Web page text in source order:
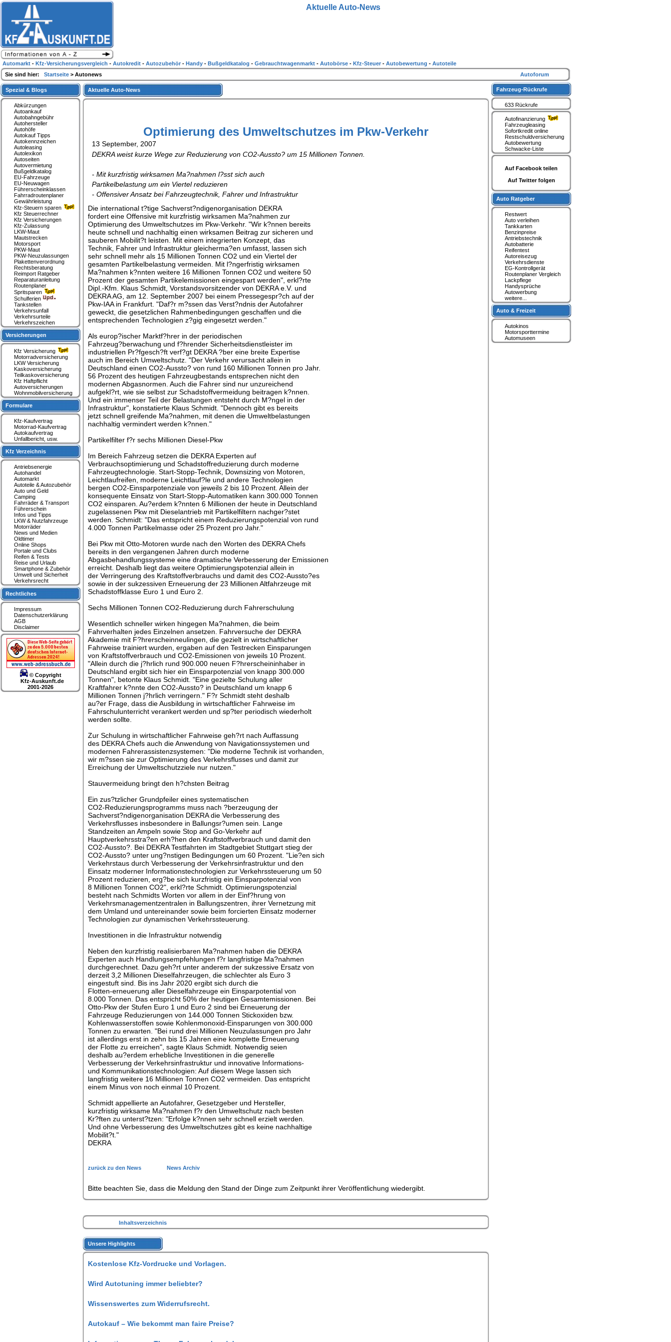
Aktuelle Auto-News
Optimierung des Umweltschutzes im Pkw-Verkehr
13 September, 2007
DEKRA weist kurze Wege zur Reduzierung von CO2-Aussto? um 15 Millionen Tonnen.
- Mit kurzfristig wirksamen Ma?nahmen l?sst sich auch
Partikelbelastung um ein Viertel reduzieren
- Offensiver Ansatz bei Fahrzeugtechnik, Fahrer und Infrastruktur
Die international t?tige Sachverst?ndigenorganisation DEKRA
fordert eine Offensive mit kurzfristig wirksamen Ma?nahmen zur
Optimierung des Umweltschutzes im Pkw-Verkehr. "Wir k?nnen bereits
heute schnell und nachhaltig einen wirksamen Beitrag zur sicheren und
sauberen Mobilit?t leisten. Mit einem integrierten Konzept, das
Technik, Fahrer und Infrastruktur gleicherma?en umfasst, lassen sich
sehr schnell mehr als 15 Millionen Tonnen CO2 und ein Viertel der
gesamten Partikelbelastung vermeiden. Mit l?ngerfristig wirksamen
Ma?nahmen k?nnten weitere 16 Millionen Tonnen CO2 und weitere 50
Prozent der gesamten Partikelemissionen eingespart werden", erkl?rte
Dipl.-Kfm. Klaus Schmidt, Vorstandsvorsitzender von DEKRA e.V. und
DEKRA AG, am 12. September 2007 bei einem Pressegespr?ch auf der
Pkw-IAA in Frankfurt. "Daf?r m?ssen das Verst?ndnis der Autofahrer
geweckt, die gesetzlichen Rahmenbedingungen geschaffen und die
entsprechenden Technologien z?gig eingesetzt werden."
Als europ?ischer Marktf?hrer in der periodischen
Fahrzeug?berwachung und f?hrender Sicherheitsdienstleister im
industriellen Pr?fgesch?ft verf?gt DEKRA ?ber eine breite Expertise
auch im Bereich Umweltschutz. "Der Verkehr verursacht allein in
Deutschland einen CO2-Aussto? von rund 160 Millionen Tonnen pro Jahr.
56 Prozent des heutigen Fahrzeugbestands entsprechen nicht den
modernen Abgasnormen. Auch die Fahrer sind nur unzureichend
aufgekl?rt, wie sie selbst zur Schadstoffvermeidung beitragen k?nnen.
Und ein immenser Teil der Belastungen entsteht durch M?ngel in der
Infrastruktur", konstatierte Klaus Schmidt. "Dennoch gibt es bereits
jetzt schnell greifende Ma?nahmen, mit denen die Umweltbelastungen
nachhaltig vermindert werden k?nnen."
Partikelfilter f?r sechs Millionen Diesel-Pkw
Im Bereich Fahrzeug setzen die DEKRA Experten auf
Verbrauchsoptimierung und Schadstoffreduzierung durch moderne
Fahrzeugtechnologie. Start-Stopp-Technik, Downsizing von Motoren,
Leichtlaufreifen, moderne Leichtlauf?le und andere Technologien
bergen CO2-Einsparpotenziale von jeweils 2 bis 10 Prozent. Allein der
konsequente Einsatz von Start-Stopp-Automatiken kann 300.000 Tonnen
CO2 einsparen. Au?erdem k?nnten 6 Millionen der heute in Deutschland
zugelassenen Pkw mit Dieselantrieb mit Partikelfiltern nachger?stet
werden. Schmidt: "Das entspricht einem Reduzierungspotenzial von rund
4.000 Tonnen Partikelmasse oder 25 Prozent pro Jahr."
Bei Pkw mit Otto-Motoren wurde nach den Worten des DEKRA Chefs
bereits in den vergangenen Jahren durch moderne
Abgasbehandlungssysteme eine dramatische Verbesserung der Emissionen
erreicht. Deshalb liegt das weitere Optimierungspotenzial allein in
der Verringerung des Kraftstoffverbrauchs und damit des CO2-Aussto?es
sowie in der sukzessiven Erneuerung der 23 Millionen Altfahrzeuge mit
Schadstoffklasse Euro 1 und Euro 2.
Sechs Millionen Tonnen CO2-Reduzierung durch Fahrerschulung
Wesentlich schneller wirken hingegen Ma?nahmen, die beim
Fahrverhalten jedes Einzelnen ansetzen. Fahrversuche der DEKRA
Akademie mit F?hrerscheinneulingen, die gezielt in wirtschaftlicher
Fahrweise trainiert wurden, ergaben auf den Testrecken Einsparungen
von Kraftstoffverbrauch und CO2-Emissionen von jeweils 10 Prozent.
"Allein durch die j?hrlich rund 900.000 neuen F?hrerscheininhaber in
Deutschland ergibt sich hier ein Einsparpotenzial von knapp 300.000
Tonnen", betonte Klaus Schmidt. "Eine gezielte Schulung aller
Kraftfahrer k?nnte den CO2-Aussto? in Deutschland um knapp 6
Millionen Tonnen j?hrlich verringern." F?r Schmidt steht deshalb
au?er Frage, dass die Ausbildung in wirtschaftlicher Fahrweise im
Fahrschulunterricht verankert werden und sp?ter periodisch wiederholt
werden sollte.
Zur Schulung in wirtschaftlicher Fahrweise geh?rt nach Auffassung
des DEKRA Chefs auch die Anwendung von Navigationssystemen und
modernen Fahrerassistenzsystemen: "Die moderne Technik ist vorhanden,
wir m?ssen sie zur Optimierung des Verkehrsflusses und damit zur
Erreichung der Umweltschutzziele nur nutzen."
Stauvermeidung bringt den h?chsten Beitrag
Ein zus?tzlicher Grundpfeiler eines systematischen
CO2-Reduzierungsprogramms muss nach ?berzeugung der
Sachverst?ndigenorganisation DEKRA die Verbesserung des
Verkehrsflusses insbesondere in Ballungsr?umen sein. Lange
Standzeiten an Ampeln sowie Stop and Go-Verkehr auf
Hauptverkehrsstra?en erh?hen den Kraftstoffverbrauch und damit den
CO2-Aussto?. Bei DEKRA Testfahrten im Stadtgebiet Stuttgart stieg der
CO2-Aussto? unter ung?nstigen Bedingungen um 60 Prozent. "Lie?en sich
Verkehrstaus durch Verbesserung der Verkehrsinfrastruktur und den
Einsatz moderner Informationstechnologien zur Verkehrssteuerung um 50
Prozent reduzieren, erg?be sich kurzfristig ein Einsparpotenzial von
8 Millionen Tonnen CO2", erkl?rte Schmidt. Optimierungspotenzial
besteht nach Schmidts Worten vor allem in der Einf?hrung von
Verkehrsmanagementzentralen in Ballungszentren, ihrer Vernetzung mit
dem Umland und untereinander sowie beim forcierten Einsatz moderner
Technologien zur dynamischen Verkehrssteuerung.
Investitionen in die Infrastruktur notwendig
Neben den kurzfristig realisierbaren Ma?nahmen haben die DEKRA
Experten auch Handlungsempfehlungen f?r langfristige Ma?nahmen
durchgerechnet. Dazu geh?rt unter anderem der sukzessive Ersatz von
derzeit 3,2 Millionen Dieselfahrzeugen, die schlechter als Euro 3
eingestuft sind. Bis ins Jahr 2020 ergibt sich durch die
Flotten-erneuerung aller Dieselfahrzeuge ein Einsparpotential von
8.000 Tonnen. Das entspricht 50% der heutigen Gesamtemissionen. Bei
Otto-Pkw der Stufen Euro 1 und Euro 2 sind bei Erneuerung der
Fahrzeuge Reduzierungen von 144.000 Tonnen Stickoxiden bzw.
Kohlenwasserstoffen sowie Kohlenmonoxid-Einsparungen von 300.000
Tonnen zu erwarten. "Bei rund drei Millionen Neuzulassungen pro Jahr
ist allerdings erst in zehn bis 15 Jahren eine komplette Erneuerung
der Flotte zu erreichen", sagte Klaus Schmidt. Notwendig seien
deshalb au?erdem erhebliche Investitionen in die generelle
Verbesserung der Verkehrsinfrastruktur und innovative Informations-
und Kommunikationstechnologien: Auf diesem Wege lassen sich
langfristig weitere 16 Millionen Tonnen CO2 vermeiden. Das entspricht
einem Minus von noch einmal 10 Prozent.
Schmidt appellierte an Autofahrer, Gesetzgeber und Hersteller,
kurzfristig wirksame Ma?nahmen f?r den Umweltschutz nach besten
Kr?ften zu unterst?tzen: "Erfolge k?nnen sehr schnell erzielt werden.
Und ohne Verbesserung des Umweltschutzes gibt es keine nachhaltige
Mobilit?t."
DEKRA
zurück zu den News News Archiv
Bitte beachten Sie, dass die Meldung den Stand der Dinge zum Zeitpunkt ihrer Veröffentlichung wiedergibt.
Inhaltsverzeichnis
Unsere Highlights
Kostenlose Kfz-Vordrucke und Vorlagen.
Wird Autotuning immer beliebter?
Wissenswertes zum Widerrufsrecht.
Autokauf – Wie bekommt man faire Preise?
Spezial & Blogs
Abkürzungen
Autoankauf
Autobahngebühr
Autohersteller
Autohöfe
Autokauf Tipps
Autokennzeichen
Autoleasing
Autolexikon
Autoseiten
Autovermietung
Bußgeldkatalog
EU-Fahrzeuge
EU-Neuwagen
Führerscheinklassen
Fahrradroutenplaner
Gewährleistung
Kfz-Steuern sparen
Kfz Steuerrechner
Kfz Versicherungen
Kfz-Zulassung
LKW-Maut
Mautstrecken
Motorsport
PKW-Maut
PKW-Neuzulassungen
Plakettenverordnung
Rechtsberatung
Reimport Ratgeber
Reparaturanleitung
Routenplaner
Spritsparen
Schulferien
Tankstellen
Verkehrsunfall
Verkehrsurteile
Verkehrszeichen
Versicherungen
Kfz Versicherung
Motorradversicherung
LKW Versicherung
Kaskoversicherung
Teilkaskoversicherung
Kfz Haftpflicht
Autoversicherungen
Wohnmobilversicherung
Formulare
Kfz-Kaufvertrag
Motorrad-Kaufvertrag
Autokaufvertrag
Unfallbericht, usw.
Kfz Verzeichnis
Antriebsenergie
Autohandel
Automarkt
Autoteile & Autozubehör
Auto und Geld
Camping
Fahrräder & Transport
Führerschein
Infos und Tipps
LKW & Nutzfahrzeuge
Motorräder
News und Medien
Oldtimer
Online Shops
Portale und Clubs
Reifen & Tests
Reise und Urlaub
Smartphone & Zubehör
Umwelt und Sicherheit
Verkehrsrecht
Rechtliches
Impressum
Datenschutzerklärung
AGB
Disclaimer
© Copyright
Kfz-Auskunft.de
2001-2026
Fahrzeug-Rückrufe
633 Rückrufe
Autofinanzierung
Fahrzeugleasing
Sofortkredit online
Restschuldversicherung
Autobewertung
Schwacke-Liste
Auf Facebook teilen
Auf Twitter folgen
Auto Ratgeber
Restwert
Auto verleihen
Tankkarten
Benzinpreise
Antriebstechnik
Autobatterie
Reifentest
Autoreisezug
Verkehrsdienste
EG-Kontrollgerät
Routenplaner Vergleich
Lackpflege
Handysprüche
Autowerbung
weitere...
Auto & Freizeit
Autokinos
Motorsporttermine
Automuseen
Aktuelle Auto-News
Automarkt - Kfz-Versicherungsvergleich - Autokredit - Autozubehör - Handy - Bußgeldkatalog - Gebrauchtwagenmarkt - Autobörse - Kfz-Steuer - Autobewertung - Autoteile
Sie sind hier: Startseite > Autonews Autoforum